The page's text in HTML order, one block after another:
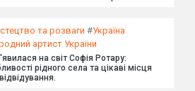
та розваги #Україна
артист України
на світ Софія Ротару:
рідного села та цікаві місця